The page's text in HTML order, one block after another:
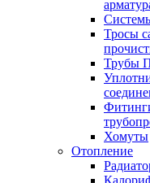
Тросы
Трубы
Хомуты
Отопление